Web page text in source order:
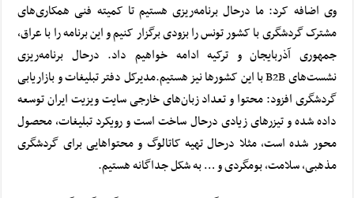
وی اضافه کرد: ما درحال برنامه‌ریزی هستیم تا کمیته فنی همکاری‌های
مشترک گردشگری با کشور تونس را بزودی برگزار کنیم و این برنامه را با عراق،
جمهوری آذربایجان و ترکیه ادامه خواهیم داد. درحال برنامه‌ریزی
نشست‌های B2B با این کشورها نیز هستیم.
مدیرکل دفتر تبلیغات و بازاریابی
گردشگری افزود: محتوا و تعداد زبان‌های خارجی سایت ویزیت ایران توسعه
داده شده و تیزرهای زیادی درحال ساخت است و رویکرد تبلیغات، محصول
محور شده است، مثلا درحال تهیه کاتالوگ و محتواهایی برای گردشگری
مذهبی، سلامت، بومگردی و … به شکل جداگانه هستیم.